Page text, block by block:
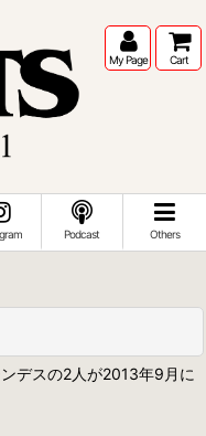
My Page Cart
Podcast Others
デスの2人が2013年9月に